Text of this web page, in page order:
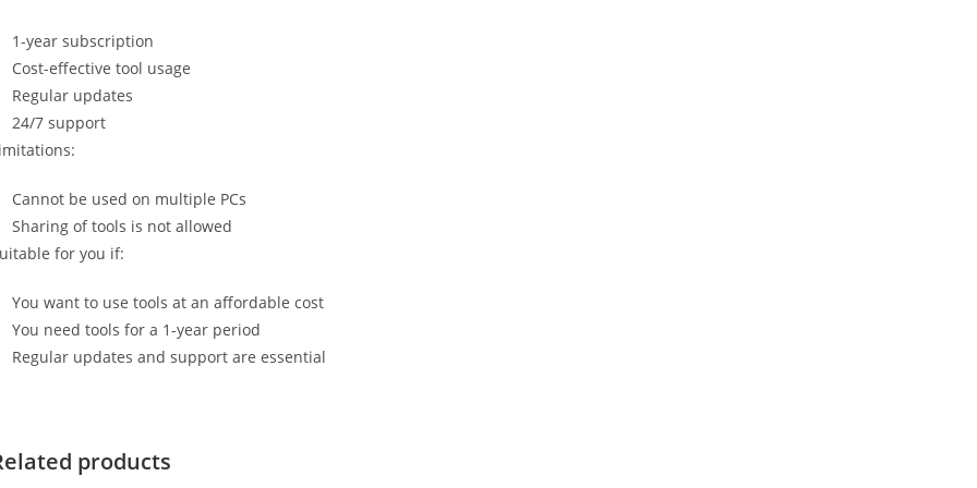
1-year subscription
Cost-effective tool usage
Regular updates
24/7 support
Cannot be used on multiple PCs
Sharing of tools is not allowed
for you if:
You want to use tools at an affordable cost
You need tools for a 1-year period
Regular updates and support are essential
products